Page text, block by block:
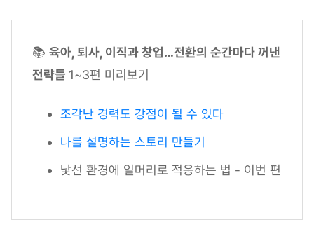
📚 육아, 퇴사, 이직과 창업…전환의 순간마다 꺼낸
전략들 1~3편 미리보기
조각난 경력도 강점이 될 수 있다
나를 설명하는 스토리 만들기
낯선 환경에 일머리로 적응하는 법 - 이번 편